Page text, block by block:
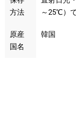
方法
～25℃）
原産
国名
韓国